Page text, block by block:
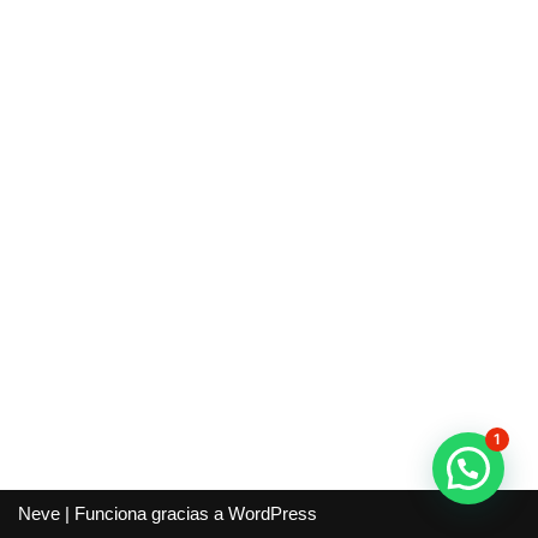
Neve | Funciona gracias a WordPress
1